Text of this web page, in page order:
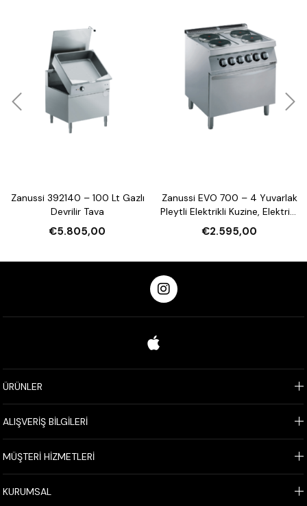
Zanussi 392140 – 100 Lt Gazlı
Devrilir Tava
€5.805,00
Zanussi EVO 700 – 4 Yuvarlak
Pleytli Elektrikli Kuzine, Elektrikli
Fırınlı (372016)
€2.595,00
ÜRÜNLER
ALIŞVERİŞ BİLGİLERİ
MÜŞTERİ HİZMETLERİ
KURUMSAL